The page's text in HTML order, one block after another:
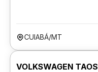
CUIABÁ/MT
VOLKSWAGEN TAOS